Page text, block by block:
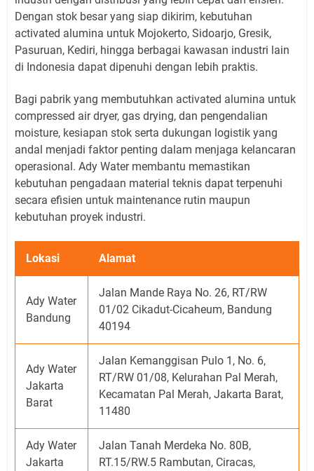
Dengan stok besar yang siap dikirim, kebutuhan
activated alumina untuk Mojokerto, Sidoarjo, Gresik,
Pasuruan, Kediri, hingga berbagai kawasan industri lain
di Indonesia dapat dipenuhi dengan lebih praktis.
Bagi pabrik yang membutuhkan activated alumina untuk
compressed air dryer, gas drying, dan pengendalian
moisture, kesiapan stok serta dukungan logistik yang
andal menjadi faktor penting dalam menjaga kelancaran
operasional. Ady Water membantu memastikan
kebutuhan pengadaan material teknis dapat terpenuhi
secara efisien untuk maintenance rutin maupun
kebutuhan proyek industri.
Lokasi Alamat
Ady Water
Bandung
Jalan Mande Raya No. 26, RT/RW
01/02 Cikadut-Cicaheum, Bandung
40194
Ady Water
Jakarta
Barat
Jalan Kemanggisan Pulo 1, No. 6,
RT/RW 01/08, Kelurahan Pal Merah,
Kecamatan Pal Merah, Jakarta Barat,
11480
Ady Water
Jakarta
Jalan Tanah Merdeka No. 80B,
RT.15/RW.5 Rambutan, Ciracas,